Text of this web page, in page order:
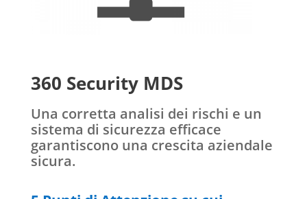
360 Security MDS
Una corretta analisi dei rischi e un
sistema di sicurezza efficace
garantiscono una crescita aziendale
sicura.